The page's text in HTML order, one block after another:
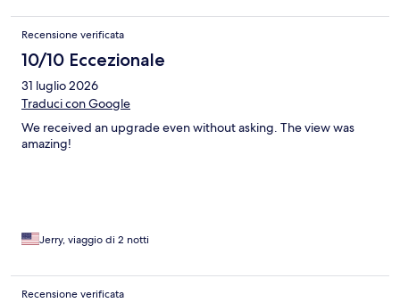
Recensione verificata
10/10 Eccezionale
31 luglio 2026
Traduci con Google
We received an upgrade even without asking. The view was
amazing!
Jerry, viaggio di 2 notti
Recensione verificata